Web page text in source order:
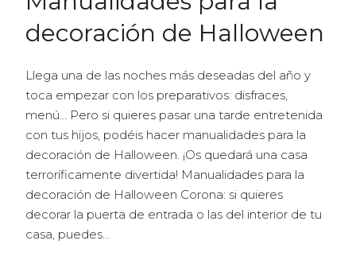
decoración de Halloween
Llega una de las noches más deseadas del año y
toca empezar con los preparativos: disfraces,
menú… Pero si quieres pasar una tarde entretenida
con tus hijos, podéis hacer manualidades para la
decoración de Halloween. ¡Os quedará una casa
terroríficamente divertida! Manualidades para la
decoración de Halloween Corona: si quieres
decorar la puerta de entrada o las del interior de tu
casa, puedes...